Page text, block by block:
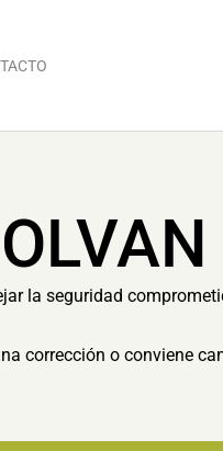
la seguridad
corrección o conviene